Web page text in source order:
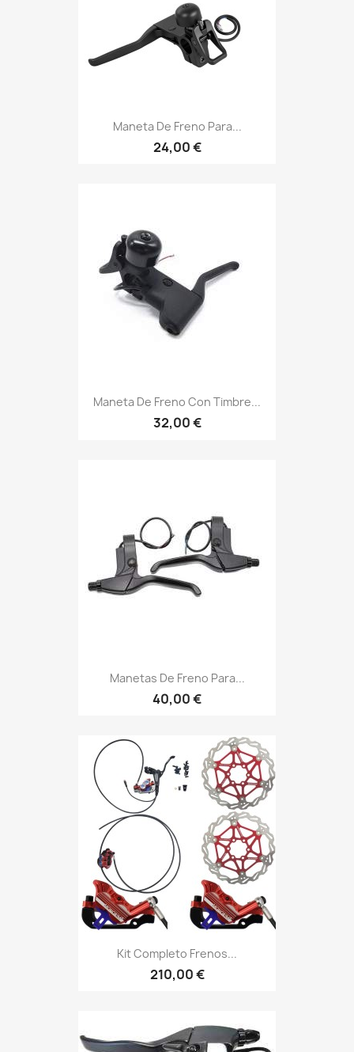
Maneta De Freno Para...
24,00 €
Maneta De Freno Con Timbre...
32,00 €
Manetas De Freno Para...
40,00 €
Kit Completo Frenos...
210,00 €